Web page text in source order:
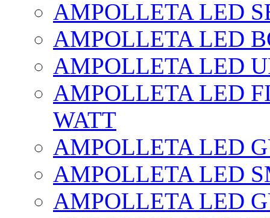
AMPOLLETA LED
AMPOLLETA LED
AMPOLLETA LED
AMPOLLETA LED
WATT
AMPOLLETA LED
AMPOLLETA LED
AMPOLLETA LED